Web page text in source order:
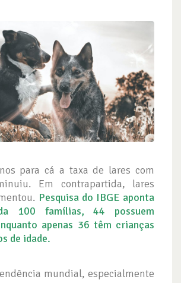
para cá a taxa de lares com
Em contrapartida, lares
Pesquisa do IBGE aponta
100 famílias, 44 possuem
apenas 36 têm crianças
de idade.
mundial, especialmente